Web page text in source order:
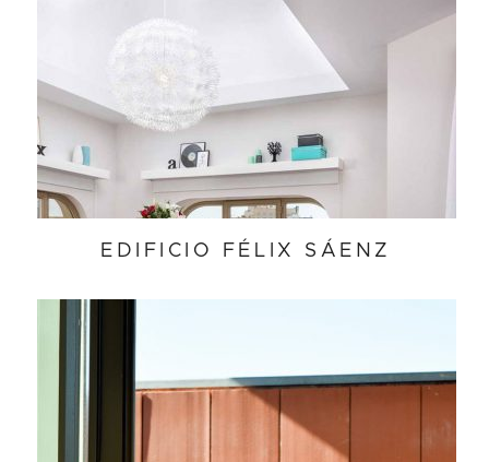
EDIFICIO FÉLIX SÁENZ